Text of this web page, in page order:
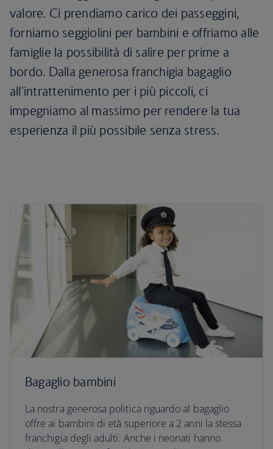
valore. Ci prendiamo carico dei passeggini,
forniamo seggiolini per bambini e offriamo alle
famiglie la possibilità di salire per prime a
bordo. Dalla generosa franchigia bagaglio
all'intrattenimento per i più piccoli, ci
impegniamo al massimo per rendere la tua
esperienza il più possibile senza stress.
Bagaglio bambini
La nostra generosa politica riguardo al bagaglio
offre ai bambini di età superiore a 2 anni la stessa
franchigia degli adulti. Anche i neonati hanno